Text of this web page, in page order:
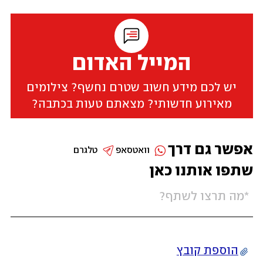
המייל האדום
יש לכם מידע חשוב שטרם נחשף? צילומים
מאירוע חדשותי? מצאתם טעות בכתבה?
שתפו אותנו כאן
הוספת קובץ
אפשר גם דרך טלגרם וואטסאפ